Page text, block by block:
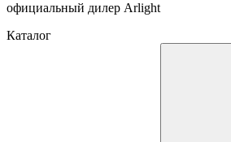
официальный дилер Arlight
Каталог